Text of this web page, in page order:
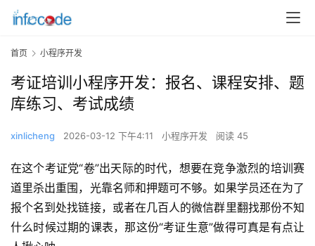
首页 小程序开发
考证培训小程序开发：报名、课程安排、题
库练习、考试成绩
xinlicheng 2026-03-12 下午4:11 小程序开发 阅读 45
在这个考证党“卷”出天际的时代，想要在竞争激烈的培训赛
道里杀出重围，光靠名师和押题可不够。如果学员还在为了
报个名到处找链接，或者在几百人的微信群里翻找那份不知
什么时候过期的课表，那这份“考证生意”做得可真是有点让